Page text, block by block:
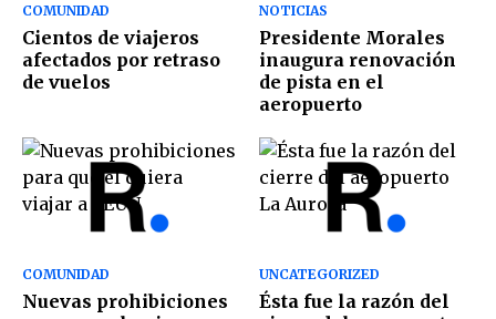
COMUNIDAD
Cientos de viajeros
afectados por retraso
de vuelos
NOTICIAS
Presidente Morales
inaugura renovación
de pista en el
aeropuerto
COMUNIDAD
Nuevas prohibiciones
UNCATEGORIZED
Ésta fue la razón del